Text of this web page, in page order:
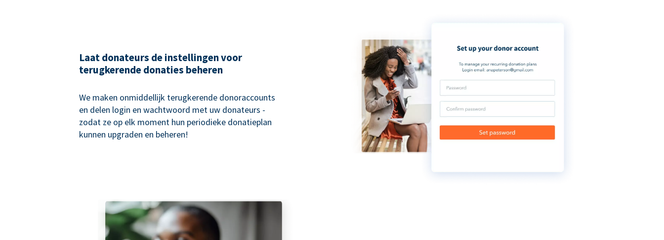
Laat donateurs de instellingen voor
terugkerende donaties beheren
We maken onmiddellijk terugkerende donoraccounts
en delen login en wachtwoord met uw donateurs -
zodat ze op elk moment hun periodieke donatieplan
kunnen upgraden en beheren!